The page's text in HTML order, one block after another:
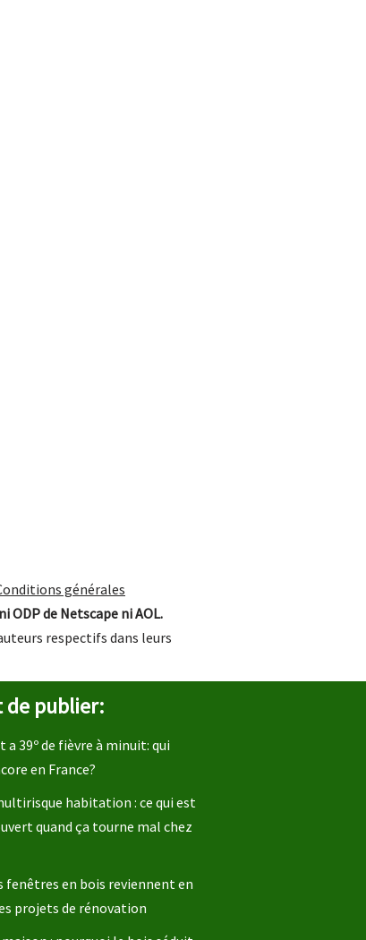
générales
ODP de Netscape ni AOL.
respectifs dans leurs
de publier:
39º de fièvre à minuit: qui
en France?
habitation : ce qui est
quand ça tourne mal chez
fenêtres en bois reviennent en
projets de rénovation